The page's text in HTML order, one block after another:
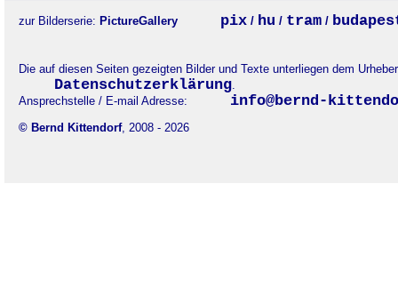
zur Bilderserie: PictureGallery pix / hu / tram /
Die auf diesen Seiten gezeigten Bilder und Texte unterliegen dem
Datenschutzerklärung.
Ansprechstelle / E-mail Adresse:
info@bernd-
© Bernd Kittendorf, 2008 - 2026